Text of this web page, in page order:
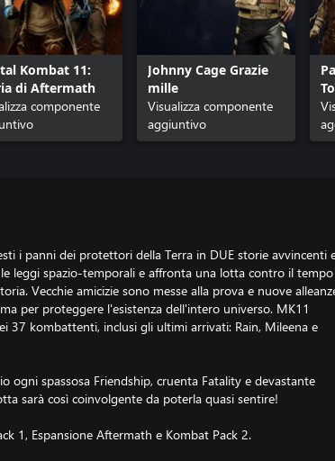
Kombat 11:
di Aftermath
componente
Johnny Cage Grazie
mille
Visualizza componente
aggiuntivo
i panni dei protettori della Terra in DUE storie avvincenti
leggi spazio-temporali e affronta una lotta contro il tempo
Vecchie amicizie sono messe alla prova e nuove
per proteggere l'esistenza dell'intero universo. MK11
37 kombattenti, inclusi gli ultimi arrivati: Rain, Mileena e
ogni spassosa Friendship, cruenta Fatality e devastante
sarà così coinvolgente da poterla quasi sentire!
1, Espansione Aftermath e Kombat Pack 2.